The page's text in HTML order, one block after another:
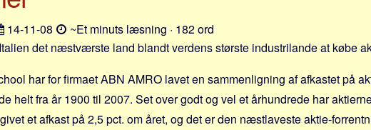
14-11-08
~Et minuts læsning · 182 ord
det næstværste land blandt verdens største industrilande at købe
har for firmaet ABN AMRO lavet en sammenligning af afkastet på
helt fra år 1900 til 2007. Set over godt og vel et århundrede har
et afkast på 2,5 pct. om året, og det er den næstlaveste aktie-